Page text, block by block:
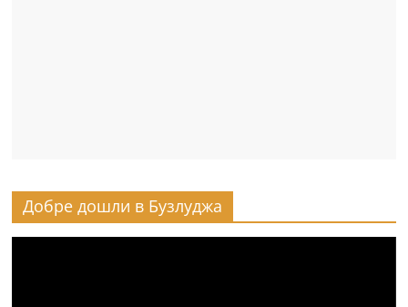
Добре дошли в Бузлуджа